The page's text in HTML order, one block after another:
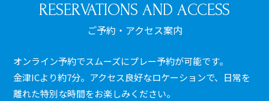
RESERVATIONS AND ACCESS
ご予約・アクセス案内
オンライン予約でスムーズにプレー予約が可能です。
金津ICより約7分。アクセス良好なロケーションで、日常を
離れた特別な時間をお楽しみください。